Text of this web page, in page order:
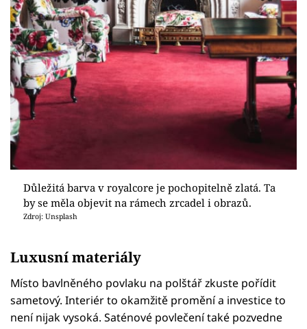
Důležitá barva v royalcore je pochopitelně zlatá. Ta
by se měla objevit na rámech zrcadel i obrazů.
Zdroj: Unsplash
Luxusní materiály
Místo bavlněného povlaku na polštář zkuste pořídit
sametový. Interiér to okamžitě promění a investice to
není nijak vysoká. Saténové povlečení také pozvedne